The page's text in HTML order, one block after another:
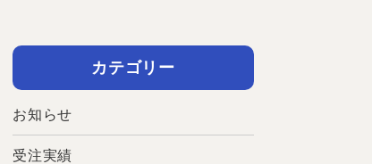
カテゴリー
お知らせ
受注実績